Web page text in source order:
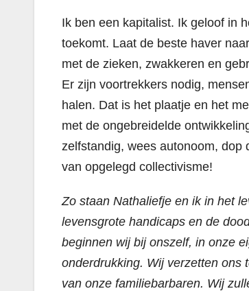
Ik ben een kapitalist. Ik geloof in
toekomt. Laat de beste haver
met de zieken, zwakkeren en
Er zijn voortrekkers nodig,
halen. Dat is het plaatje en het
met de ongebreidelde
zelfstandig, wees autonoom,
van opgelegd collectivisme!
Zo staan Nathaliefje en ik in het
levensgrote handicaps en de
beginnen wij bij onszelf, in onze
onderdrukking. Wij verzetten ons
van onze familiebarbaren. Wij